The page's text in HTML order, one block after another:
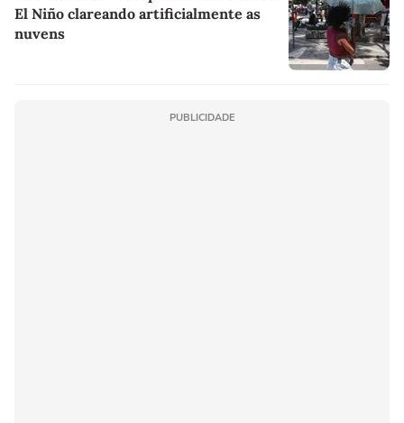
El Niño clareando artificialmente as
nuvens
PUBLICIDADE